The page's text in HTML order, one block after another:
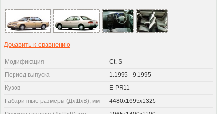
Добавить к сравнению
Модификация
Ct. S
Период выпуска
1.1995 - 9.1995
Кузов
E-PR11
Габаритные размеры (ДхШхВ), мм
4480x1695x1325